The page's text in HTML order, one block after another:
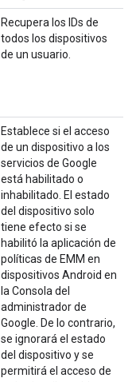
Recupera los IDs de
todos los dispositivos
de un usuario.
Establece si el acceso
de un dispositivo a los
servicios de Google
está habilitado o
inhabilitado. El estado
del dispositivo solo
tiene efecto si se
habilitó la aplicación de
políticas de EMM en
dispositivos Android en
la Consola del
administrador de
Google. De lo contrario,
se ignorará el estado
del dispositivo y se
permitirá el acceso de